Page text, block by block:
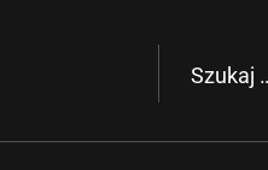
Szukaj: